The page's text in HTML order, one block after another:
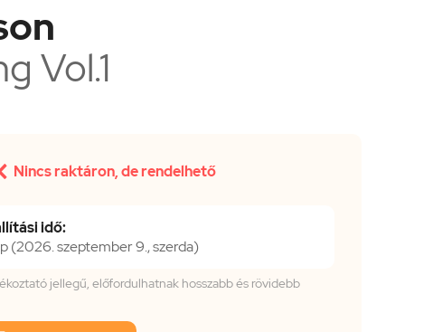
Vol.1
Nincs raktáron, de rendelhető
idő:
(2026. szeptember 9., szerda)
jellegű, előfordulhatnak hosszabb és rövidebb